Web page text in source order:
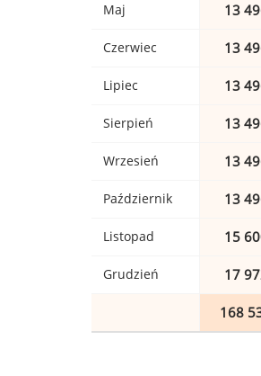
Maj 13
Czerwiec 13
Lipiec 13
Sierpień 13
Wrzesień 13
Październik 13
Listopad 15
Grudzień 17
168